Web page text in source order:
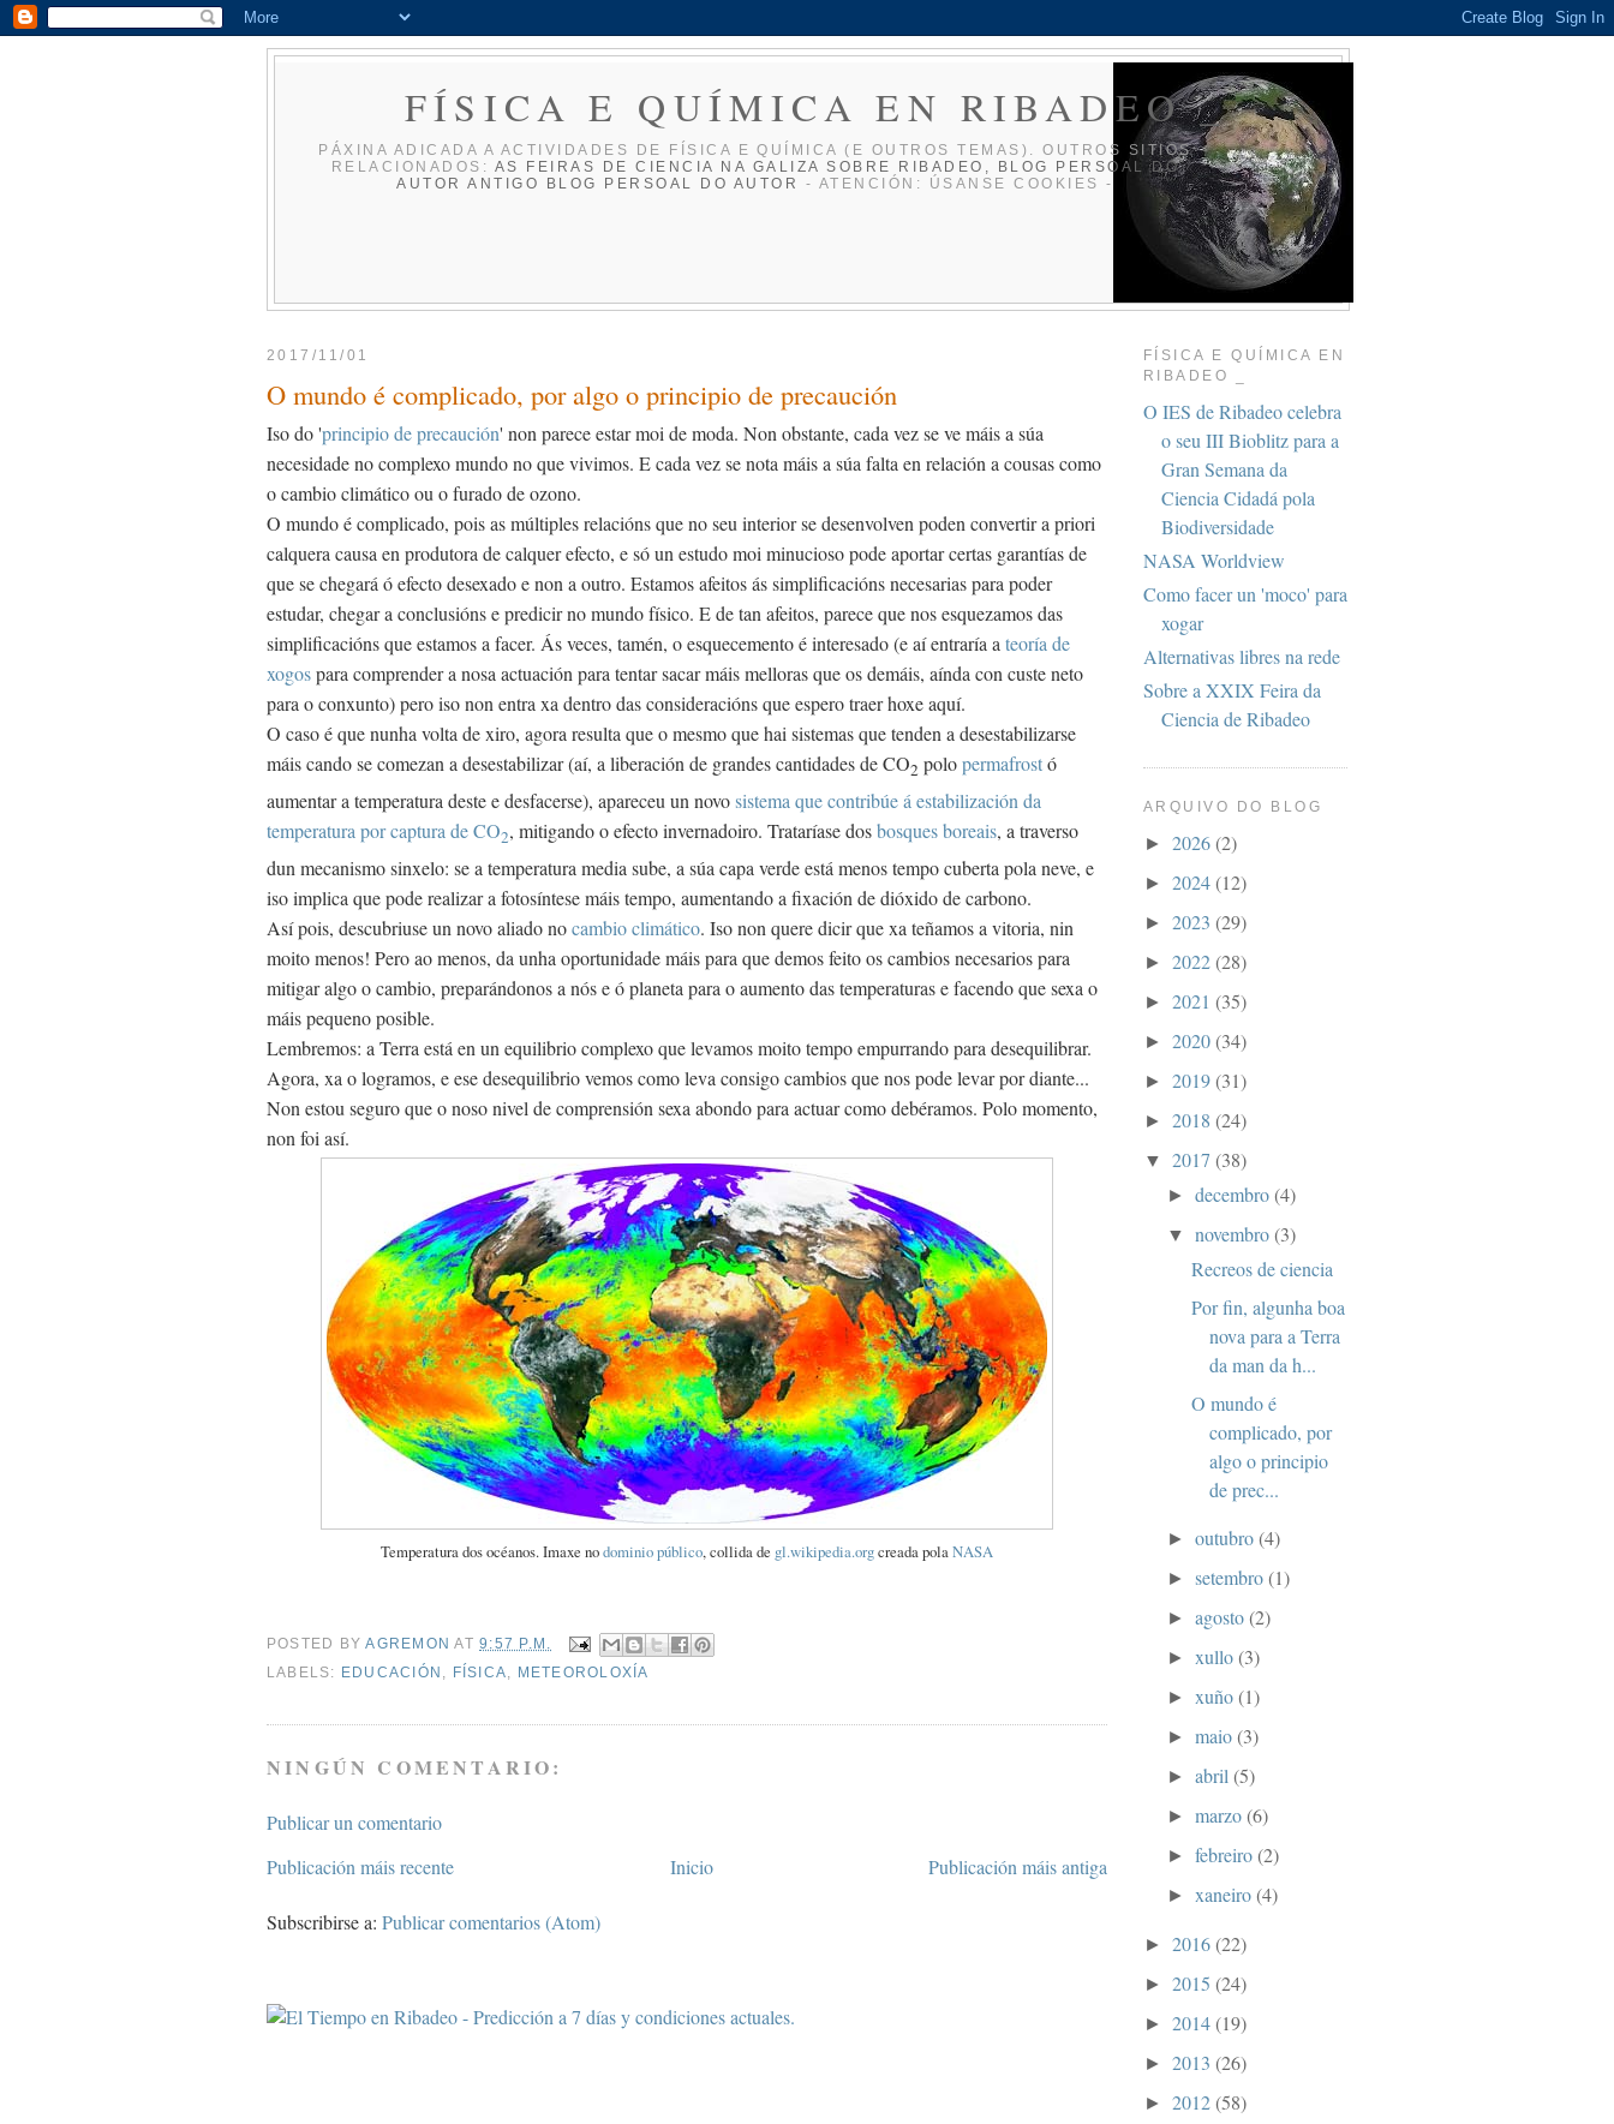
FÍSICA E QUÍMICA EN RIBADEO _
PÁXINA ADICADA A ACTIVIDADES DE FÍ­SICA E QUÍ­MICA (E OUTROS TEMAS). OUTROS SITIOS
RELACIONADOS: AS FEIRAS DE CIENCIA NA GALIZA SOBRE RIBADEO, BLOG PERSOAL DO
AUTOR ANTIGO BLOG PERSOAL DO AUTOR - ATENCIÓN: ÚSANSE COOKIES -
2017/11/01
O mundo é complicado, por algo o principio de precaución
Iso do 'principio de precaución' non parece estar moi de moda. Non obstante, cada vez se ve máis a súa
necesidade no complexo mundo no que vivimos. E cada vez se nota máis a súa falta en relación a cousas como
o cambio climático ou o furado de ozono.
O mundo é complicado, pois as múltiples relacións que no seu interior se desenvolven poden convertir a priori
calquera causa en produtora de calquer efecto, e só un estudo moi minucioso pode aportar certas garantías de
que se chegará ó efecto desexado e non a outro. Estamos afeitos ás simplificacións necesarias para poder
estudar, chegar a conclusións e predicir no mundo físico. E de tan afeitos, parece que nos esquezamos das
simplificacións que estamos a facer. Ás veces, tamén, o esquecemento é interesado (e aí entraría a teoría de
xogospara comprender a nosa actuación para tentar sacar máis melloras que os demáis, aínda con custe neto
para o conxunto) pero iso non entra xa dentro das consideracións que espero traer hoxe aquí.
O caso é que nunha volta de xiro, agora resulta que o mesmo que hai sistemas que tenden a desestabilizarse
máis cando se comezan a desestabilizar (aí, a liberación de grandes cantidades de CO2 polopermafrostó
aumentar a temperatura deste e desfacerse), apareceu un novosistema que contribúe á estabilización da
temperatura por captura de CO2, mitigando o efecto invernadoiro. Trataríase dosbosques boreais, a traverso
dun mecanismo sinxelo: se a temperatura media sube, a súa capa verde está menos tempo cuberta pola neve, e
iso implica que pode realizar a fotosíntese máis tempo, aumentando a fixación de dióxido de carbono.
Así pois, descubriuse un novo aliado nocambio climático. Iso non quere dicir que xa teñamos a vitoria, nin
moito menos! Pero ao menos, da unha oportunidade máis para que demos feito os cambios necesarios para
mitigar algo o cambio, preparándonos a nós e ó planeta para o aumento das temperaturas e facendo que sexa o
máis pequeno posible.
Lembremos: a Terra está en un equilibrio complexo que levamos moito tempo empurrando para desequilibrar.
Agora, xa o logramos, e ese desequilibrio vemos como leva consigo cambios que nos pode levar por diante...
Non estou seguro que o noso nivel de comprensión sexa abondo para actuar como debéramos. Polo momento,
non foi así.
Temperatura dos océanos. Imaxe nodominio público, collida de gl.wikipedia.orgcreada polaNASA
POSTED BYAGREMONAT9:57 P.M.
LABELS: EDUCACIÓN , FÍSICA, METEOROLOXÍA
NINGÚN COMENTARIO:
Publicar un comentario
Publicación máis recente
Publicación máis antiga
Inicio
Subscribirse a: Publicar comentarios (Atom)
FÍSICA E QUÍMICA EN
RIBADEO _
O IES de Ribadeo celebra
o seu III Bioblitz para a
Gran Semana da
Ciencia Cidadá pola
Biodiversidade
NASA Worldview
Como facer un 'moco' para
xogar
Alternativas libres na rede
Sobre a XXIX Feira da
Ciencia de Ribadeo
ARQUIVO DO BLOG
► 2026(2)
► 2024(12)
► 2023 (29)
► 2022(28)
► 2021 (35)
► 2020(34)
► 2019(31)
► 2018 (24)
▼ 2017 (38)
►decembro(4)
▼novembro(3)
Recreos de ciencia
Por fin, algunha boa
nova para a Terra
da man da h...
O mundo é
complicado, por
algo o principio
de prec...
►outubro(4)
►setembro(1)
►agosto(2)
►xullo(3)
►xuño(1)
►maio(3)
►abril(5)
►marzo(6)
►febreiro(2)
►xaneiro(4)
► 2016(22)
► 2015 (24)
► 2014(19)
► 2013 (26)
► 2012(58)